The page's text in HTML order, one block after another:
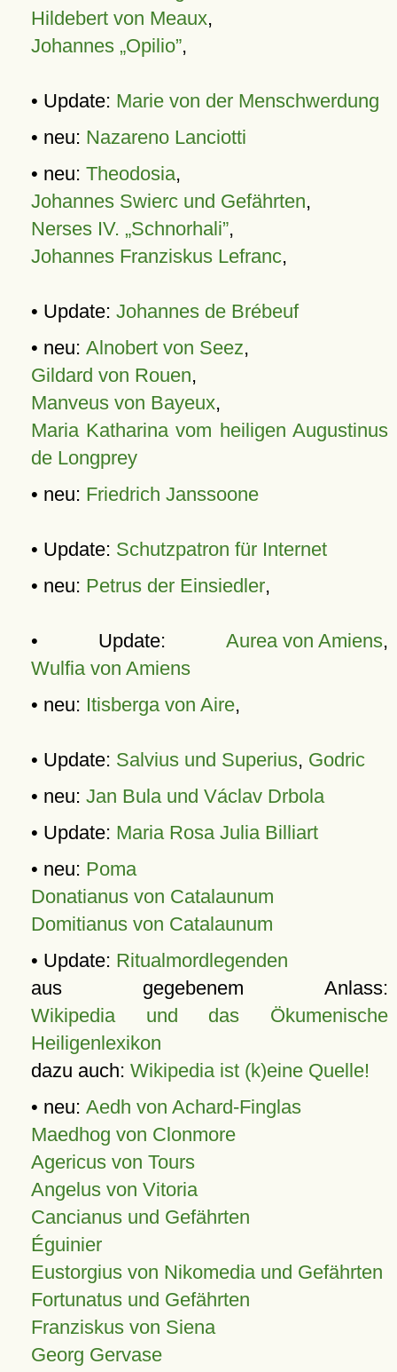
Hildebert von Meaux,
Johannes „Opilio”,
• Update: Marie von der Menschwerdung
• neu: Nazareno Lanciotti
• neu: Theodosia,
Johannes Swierc und Gefährten,
Nerses IV. „Schnorhali”,
Johannes Franziskus Lefranc,
• Update: Johannes de Brébeuf
• neu: Alnobert von Seez,
Gildard von Rouen,
Manveus von Bayeux,
Maria Katharina vom heiligen Augustinus
de Longprey
• neu: Friedrich Janssoone
• Update: Schutzpatron für Internet
• neu: Petrus der Einsiedler,
• Update: Aurea von Amiens,
Wulfia von Amiens
• neu: Itisberga von Aire,
• Update: Salvius und Superius, Godric
• neu: Jan Bula und Václav Drbola
• Update: Maria Rosa Julia Billiart
• neu: Poma
Donatianus von Catalaunum
Domitianus von Catalaunum
• Update: Ritualmordlegenden
aus gegebenem Anlass:
Wikipedia und das Ökumenische
Heiligenlexikon
dazu auch: Wikipedia ist (k)eine Quelle!
• neu: Aedh von Achard-Finglas
Maedhog von Clonmore
Agericus von Tours
Angelus von Vitoria
Cancianus und Gefährten
Éguinier
Eustorgius von Nikomedia und Gefährten
Fortunatus und Gefährten
Franziskus von Siena
Georg Gervase